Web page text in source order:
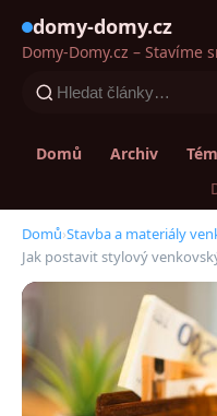
domy-domy.cz
Domy-Domy.cz – Stavíme
Domů Archiv
Domů›Stavba a materiály
Jak postavit stylový